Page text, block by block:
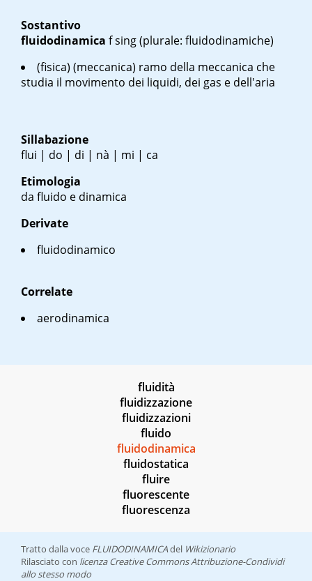
Sostantivo
fluidodinamica fsing(plurale: fluidodinamiche)
(fisica) (meccanica) ramo della meccanica che
studia il movimento dei liquidi, dei gas e dell'aria
Sillabazione
flui | do | di | nà | mi | ca
Etimologia
da fluido e dinamica
Derivate
fluidodinamico
Correlate
aerodinamica
fluidità
fluidizzazione
fluidizzazioni
fluido
fluidodinamica
fluidostatica
fluire
fluorescente
fluorescenza
Tratto dalla voce FLUIDODINAMICAdel Wikizionario
Rilasciato con licenza Creative Commons Attribuzione-Condividi
allo stesso modo